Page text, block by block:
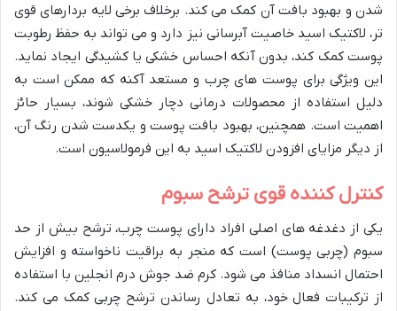
شدن و بهبود بافت آن کمک می کند. برخلاف برخی لایه بردارهای قوی
تر، لاکتیک اسید خاصیت آبرسانی نیز دارد و می تواند به حفظ رطوبت
پوست کمک کند، بدون آنکه احساس خشکی یا کشیدگی ایجاد نماید.
این ویژگی برای پوست های چرب و مستعد آکنه که ممکن است به
دلیل استفاده از محصولات درمانی دچار خشکی شوند، بسیار حائز
اهمیت است. همچنین، بهبود بافت پوست و یکدست شدن رنگ آن،
از دیگر مزایای افزودن لاکتیک اسید به این فرمولاسیون است.
کنترل کننده قوی ترشح سبوم
یکی از دغدغه های اصلی افراد دارای پوست چرب، ترشح بیش از حد
سبوم (چربی پوست) است که منجر به براقیت ناخواسته و افزایش
احتمال انسداد منافذ می شود. کرم ضد جوش درم انجلین با استفاده
از ترکیبات فعال خود، به تعادل رساندن ترشح چربی کمک می کند.